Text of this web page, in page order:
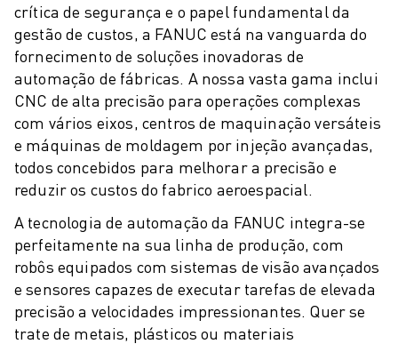
PACK EDUCACIONAL ROBODRILL
MÁQUINAS DE MOLDAGEM POR INJEÇÃO ELÉCTRICA
LOCALIZADOR ROBOSHOT
MÁQUINAS DE MOLDAGEM POR INJEÇÃO ELÉCTRICA ROBOSHOT
HARDWARE ROBOSHOT
SOFTWARE ROBOSHOT
SUSTENTABILIDADE DA ROBOSHOT
PACK ROBOSHOT - ROBÔ
MANUTENÇÃO PREVENTIVA ROBOSHOT
CUSTO TOTAL DE PROPRIEDADE DA ROBOSHOT
MÁQUINAS EDM DE CORTE A FIO
ROBOCUT MÁQUINAS EDM DE CORTE A FIO
HARDWARE ROBOCUT
SOFTWARE ROBOCUT
MANUTENÇÃO PREVENTIVA ROBOCUT
crítica de segurança e o papel fundamental da
gestão de custos, a FANUC está na vanguarda do
fornecimento de soluções inovadoras de
automação de fábricas. A nossa vasta gama inclui
CNC de alta precisão para operações complexas
com vários eixos, centros de maquinação versáteis
e máquinas de moldagem por injeção avançadas,
todos concebidos para melhorar a precisão e
reduzir os custos do fabrico aeroespacial.
A tecnologia de automação da FANUC integra-se
perfeitamente na sua linha de produção, com
robôs equipados com sistemas de visão avançados
e sensores capazes de executar tarefas de elevada
precisão a velocidades impressionantes. Quer se
trate de metais, plásticos ou materiais